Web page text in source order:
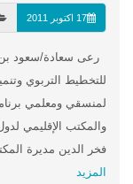
17 اكتوبر 2011
رعى سعادة/سعود بن
للتخطيط التربوي
لمنسقي ومعلمي
والمكتب الإقليمي
فخر الدين مديرة
المزيد